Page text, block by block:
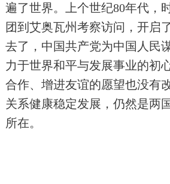
遍了世界。上个世纪80年代，
团到艾奥瓦州考察访问，开启
去了，中国共产党为中国人民
力于世界和平与发展事业的初
合作、增进友谊的愿望也没有
关系健康稳定发展，仍然是两
所在。